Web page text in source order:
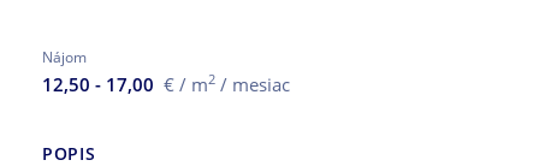
Nájom
12,50 - 17,00 € / m2 / mesiac
POPIS